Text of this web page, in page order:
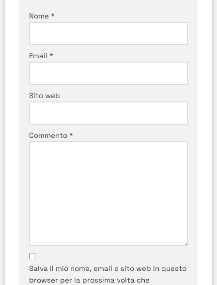
Nome *
Email *
Sito web
Commento *
Salva il mio nome, email e sito web in questo
browser per la prossima volta che